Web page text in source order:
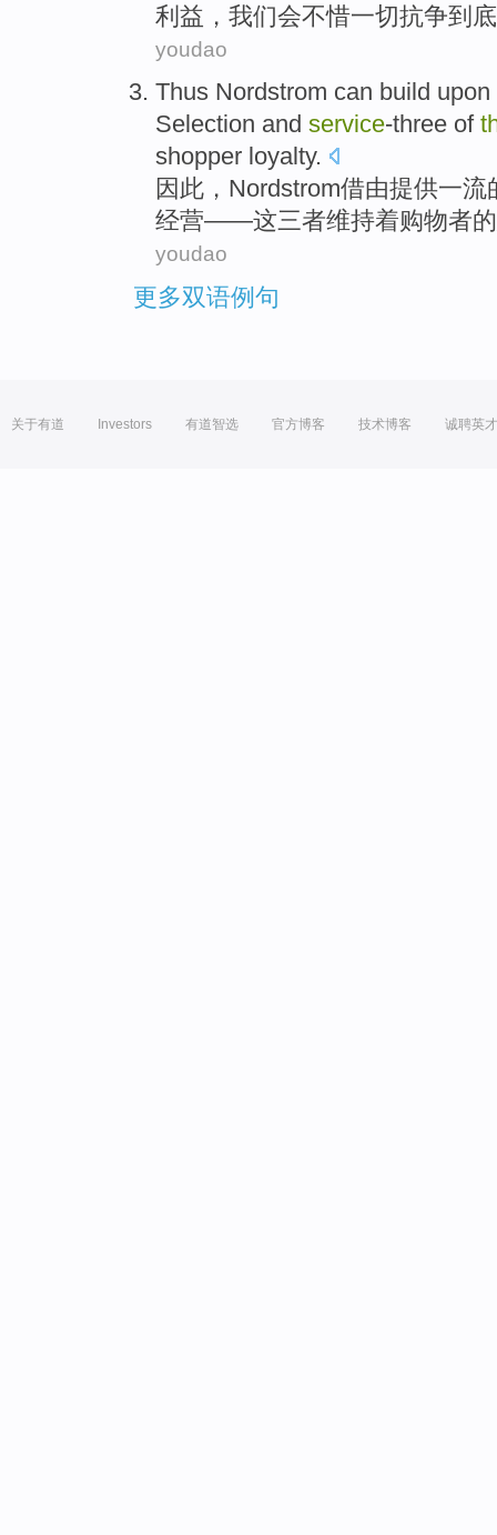
利益 ， 我们会不惜一切抗争到
youdao
Thus Nordstrom can build upon
Selection and service-three of
shopper loyalty.
因此 ， Nordstrom借由提供一流
经营——这三者维持着购物者的
youdao
更多双语例句
关于有道 Investors 有道智选 官方博客 技术博客 诚聘英才